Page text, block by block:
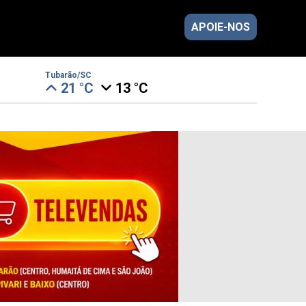
APOIE-NOS
Tubarão/SC
21 °C 13 °C